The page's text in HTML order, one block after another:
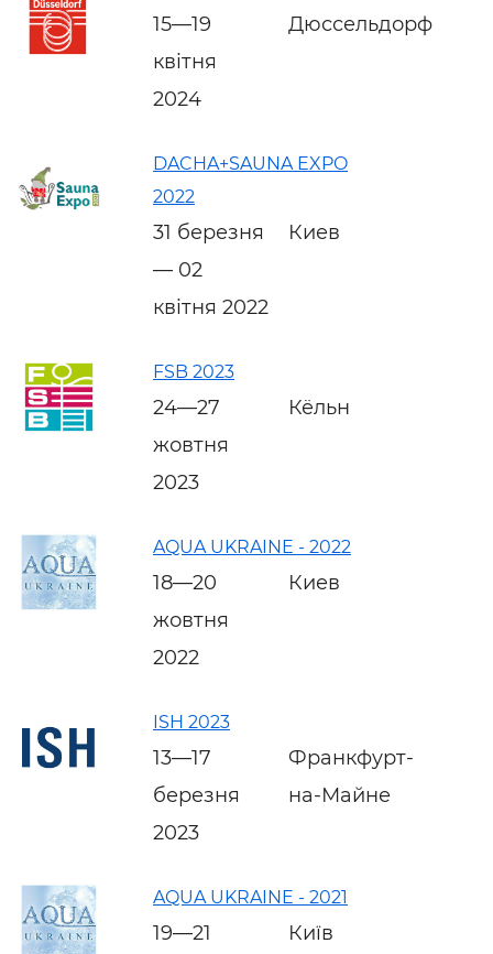
15—19
квітня
2024
Дюссельдорф
DACHA+SAUNA EXPO
2022
31 березня
— 02
квітня 2022
Киев
FSB 2023
24—27
жовтня
2023
Кёльн
AQUA UKRAINE - 2022
18—20
жовтня
2022
Киев
ISH 2023
13—17
березня
2023
Франкфурт-
на-Майне
AQUA UKRAINE - 2021
19—21
Київ